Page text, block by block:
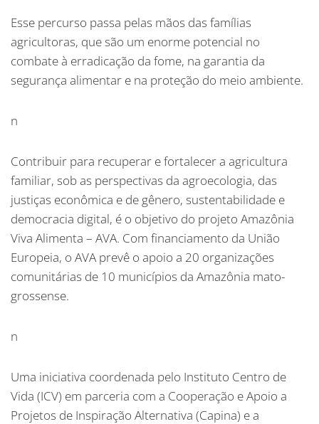
Esse percurso passa pelas mãos das famílias
agricultoras, que são um enorme potencial no
combate à erradicação da fome, na garantia da
segurança alimentar e na proteção do meio ambiente.
n
Contribuir para recuperar e fortalecer a agricultura
familiar, sob as perspectivas da agroecologia, das
justiças econômica e de gênero, sustentabilidade e
democracia digital, é o objetivo do projeto Amazônia
Viva Alimenta – AVA. Com financiamento da União
Europeia, o AVA prevê o apoio a 20 organizações
comunitárias de 10 municípios da Amazônia mato-
grossense.
n
Uma iniciativa coordenada pelo Instituto Centro de
Vida (ICV) em parceria com a Cooperação e Apoio a
Projetos de Inspiração Alternativa (Capina) e a